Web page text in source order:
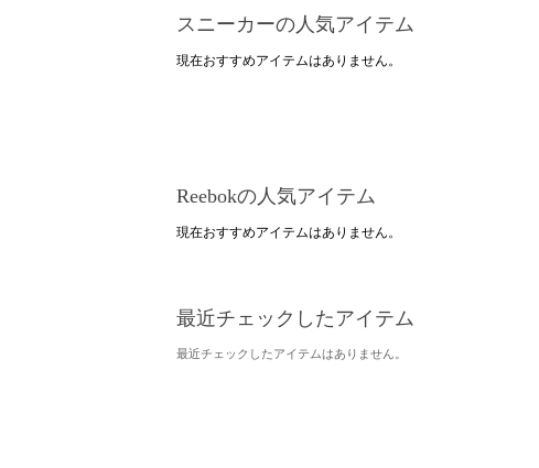
スニーカーの人気アイテム
現在おすすめアイテムはありません。
Reebokの人気アイテム
現在おすすめアイテムはありません。
最近チェックしたアイテム
最近チェックしたアイテムはありません。